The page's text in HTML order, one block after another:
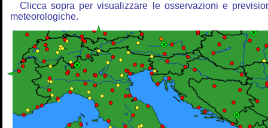
Clicca sopra per visualizzare le osservazioni e
meteorologiche.